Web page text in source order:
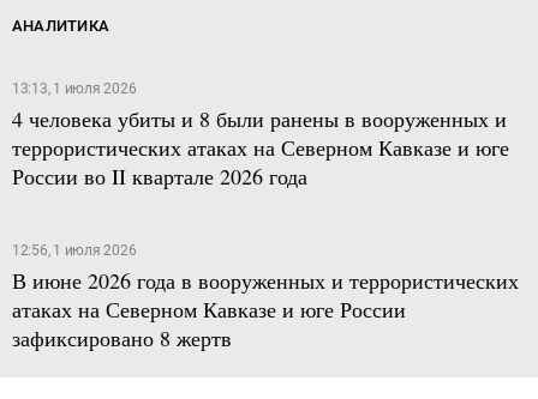
АНАЛИТИКА
13:13, 1 июля 2026
4 человека убиты и 8 были ранены в вооруженных и
террористических атаках на Северном Кавказе и юге
России во II квартале 2026 года
12:56, 1 июля 2026
В июне 2026 года в вооруженных и террористических
атаках на Северном Кавказе и юге России
зафиксировано 8 жертв